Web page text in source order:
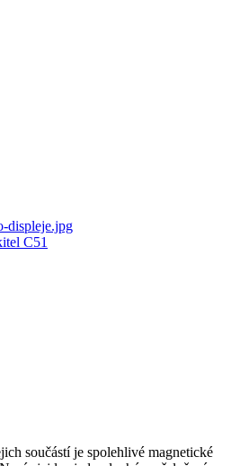
C51
součástí je spolehlivé magnetické